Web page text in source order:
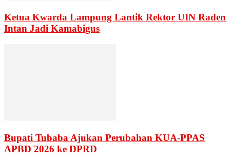
Ketua Kwarda Lampung Lantik Rektor UIN Raden
Intan Jadi Kamabigus
Bupati Tubaba Ajukan Perubahan KUA-PPAS
APBD 2026 ke DPRD